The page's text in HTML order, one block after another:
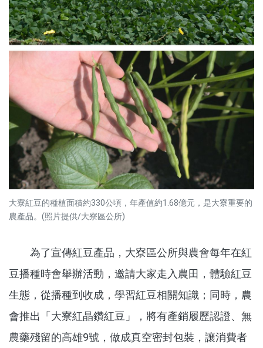
大寮紅豆的種植面積約330公頃，年產值約1.68億元，是大寮重要的
農產品。(照片提供/大寮區公所)
為了宣傳紅豆產品，大寮區公所與農會每年在紅
豆播種時會舉辦活動，邀請大家走入農田，體驗紅豆
生態，從播種到收成，學習紅豆相關知識；同時，農
會推出「大寮紅晶鑽紅豆」，將有產銷履歷認證、無
農藥殘留的高雄9號，做成真空密封包裝，讓消費者